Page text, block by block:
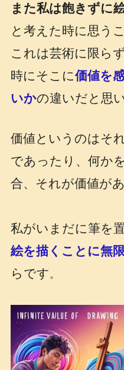
また私は飽きずに
と考えた時に思う
これは芸術に限ら
時にそこに価値を
いかの違いだと思
価値というのはそ
であったり、何か
合、それが価値が
私がいまだに筆を
絵を描くことに無
らです。